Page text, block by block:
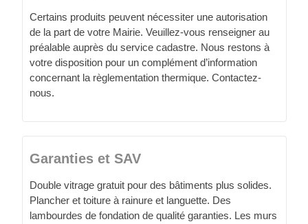
Certains produits peuvent nécessiter une autorisation
de la part de votre Mairie. Veuillez-vous renseigner au
préalable auprès du service cadastre. Nous restons à
votre disposition pour un complément d’information
concernant la règlementation thermique. Contactez-
nous.
Garanties et SAV
Double vitrage gratuit pour des bâtiments plus solides.
Plancher et toiture à rainure et languette. Des
lambourdes de fondation de qualité garanties. Les murs